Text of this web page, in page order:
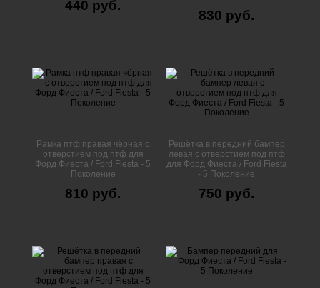
440 руб.
830 руб.
Рамка птф правая чёрная с
отверстием под птф для
Форд Фиеста / Ford Fiesta - 5
Поколение
810 руб.
Решётка в передний бампер
левая с отверстием под птф
для Форд Фиеста / Ford Fiesta
- 5 Поколение
750 руб.